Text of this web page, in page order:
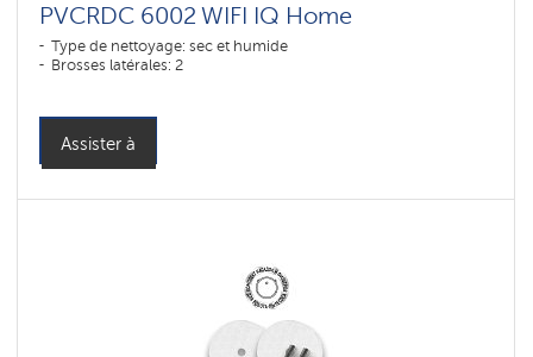
PVCRDC 6002 WIFI IQ Home
Type de nettoyage: sec et humide
Brosses latérales: 2
Assister à